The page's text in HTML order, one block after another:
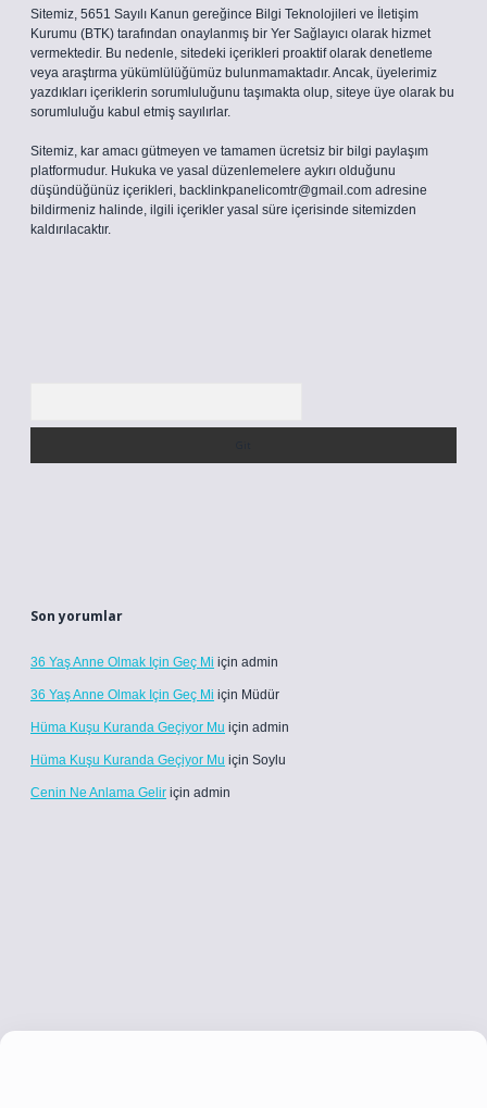
Sitemiz, 5651 Sayılı Kanun gereğince Bilgi Teknolojileri ve İletişim
Kurumu (BTK) tarafından onaylanmış bir Yer Sağlayıcı olarak hizmet
vermektedir. Bu nedenle, sitedeki içerikleri proaktif olarak denetleme
veya araştırma yükümlülüğümüz bulunmamaktadır. Ancak, üyelerimiz
yazdıkları içeriklerin sorumluluğunu taşımakta olup, siteye üye olarak bu
sorumluluğu kabul etmiş sayılırlar.
Sitemiz, kar amacı gütmeyen ve tamamen ücretsiz bir bilgi paylaşım
platformudur. Hukuka ve yasal düzenlemelere aykırı olduğunu
düşündüğünüz içerikleri, backlinkpanelicomtr@gmail.com adresine
bildirmeniz halinde, ilgili içerikler yasal süre içerisinde sitemizden
kaldırılacaktır.
Son yorumlar
36 Yaş Anne Olmak Için Geç Mi için admin
36 Yaş Anne Olmak Için Geç Mi için Müdür
Hüma Kuşu Kuranda Geçiyor Mu için admin
Hüma Kuşu Kuranda Geçiyor Mu için Soylu
Cenin Ne Anlama Gelir için admin
betci girişbetci girişhiltonbet yeni giriş